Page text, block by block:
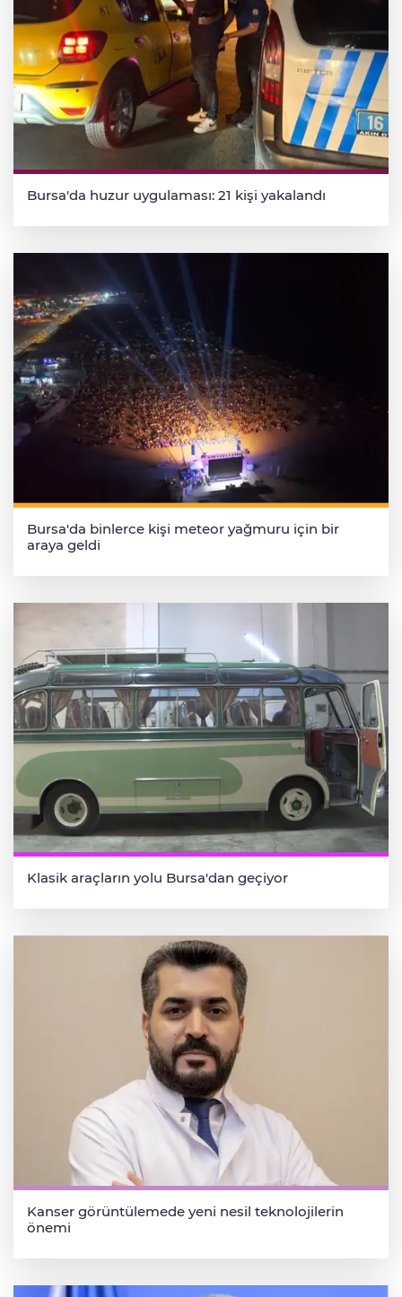
Bursa'da huzur uygulaması: 21 kişi yakalandı
Bursa'da binlerce kişi meteor yağmuru için bir
araya geldi
Klasik araçların yolu Bursa'dan geçiyor
Kanser görüntülemede yeni nesil teknolojilerin
önemi